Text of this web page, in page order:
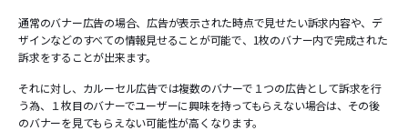
通常のバナー広告の場合、広告が表示された時点で見せたい訴求内容や、デ
ザインなどのすべての情報見せることが可能で、1枚のバナー内で完成された
訴求をすることが出来ます。
それに対し、カルーセル広告では複数のバナーで１つの広告として訴求を行
う為、１枚目のバナーでユーザーに興味を持ってもらえない場合は、その後
のバナーを見てもらえない可能性が高くなります。